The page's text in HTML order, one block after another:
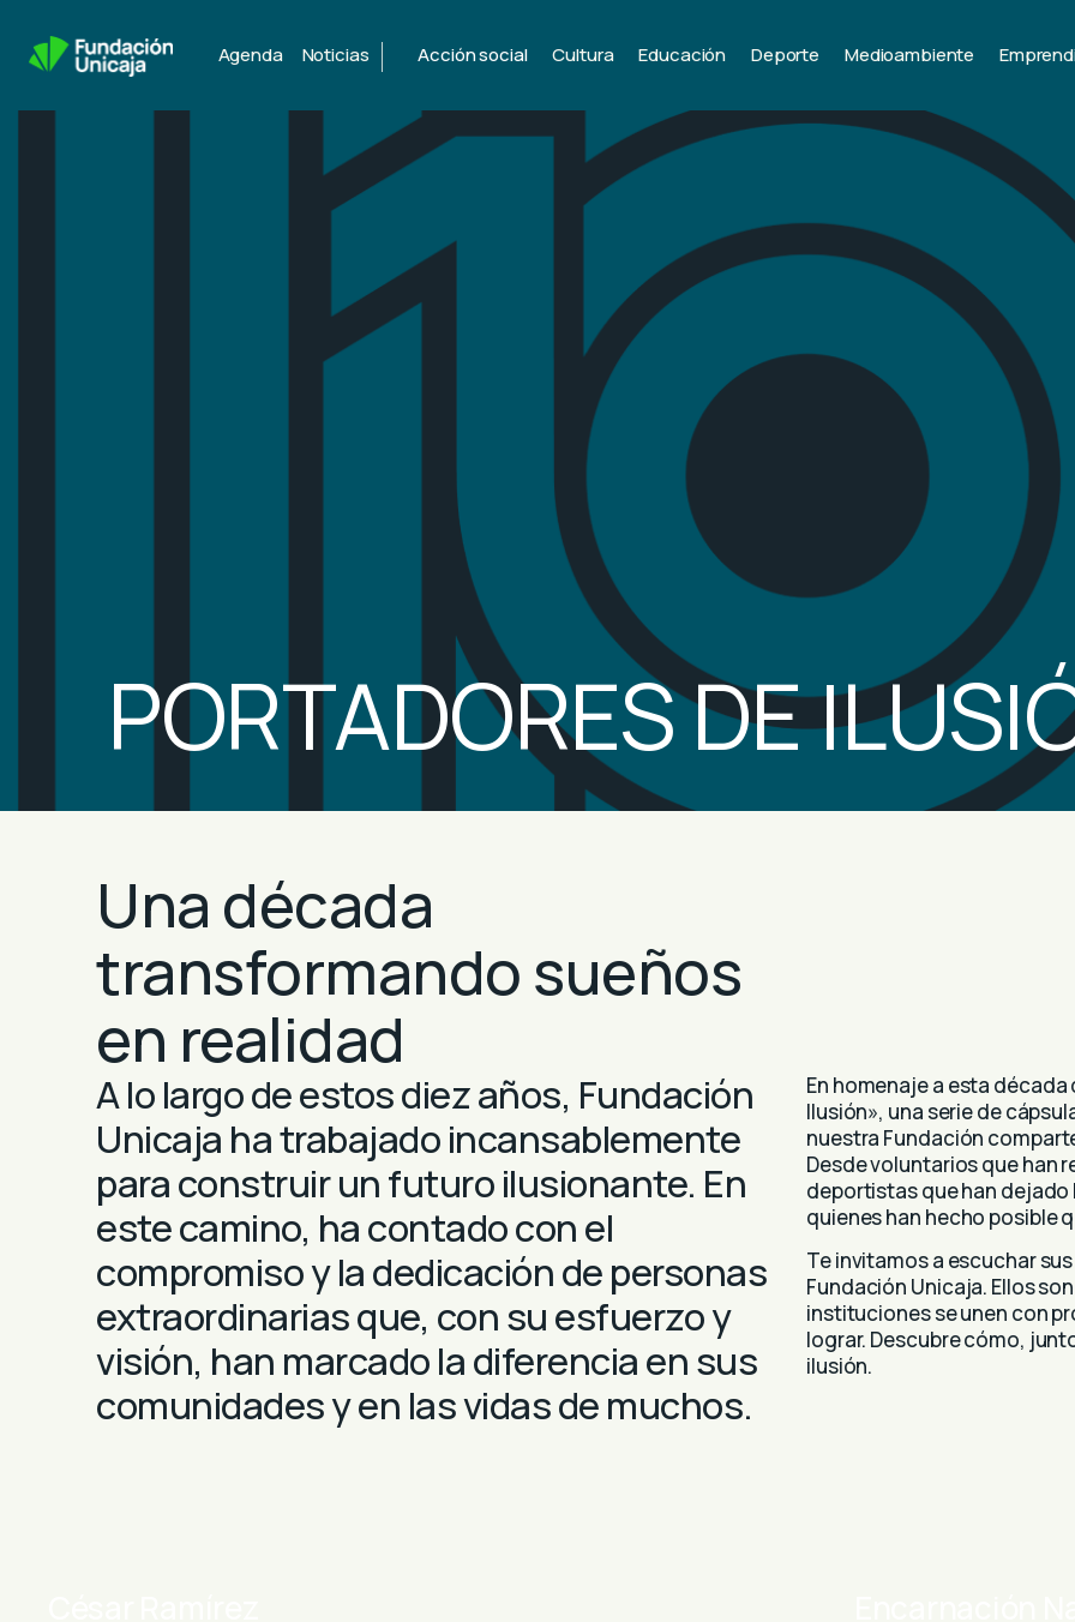
Agenda Noticias | Acción social Cultura Educación Deporte Medioambiente
PORTADORES DE
Una década
transformando sueños
en realidad
A lo largo de estos diez años, Fundación
Unicaja ha trabajado incansablemente
para construir un futuro ilusionante. En
este camino, ha contado con el
compromiso y la dedicación de personas
extraordinarias que, con su esfuerzo y
visión, han marcado la diferencia en sus
comunidades y en las vidas de muchos.
En homenaje a esta
Ilusión», una serie de
nuestra Fundación
Desde voluntarios que han
deportistas que han
quienes han hecho posible
Te invitamos a escuchar
Fundación Unicaja. Ellos
instituciones se unen con
lograr. Descubre cómo,
ilusión.